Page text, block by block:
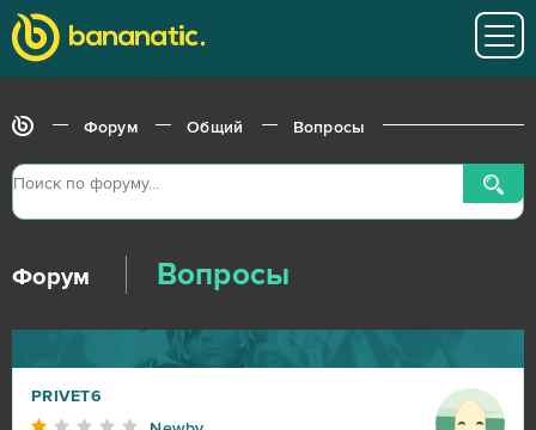
Форум Общий Вопросы
Форум Вопросы
PRIVET6